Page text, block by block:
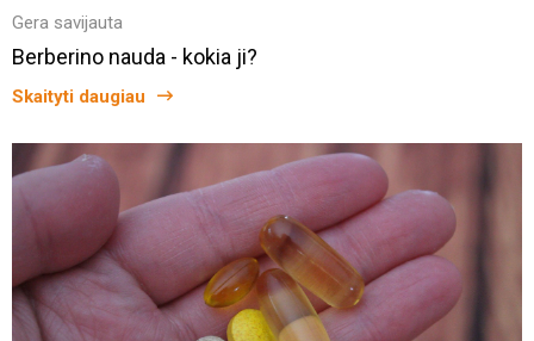
Gera savijauta
Berberino nauda - kokia ji?
Skaityti daugiau